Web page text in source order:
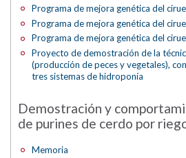
Programa de mejora genética del
Programa de mejora genética del
Programa de mejora genética del
Proyecto de demostración de la
(producción de peces y vegetales),
tres sistemas de hidroponía
Demostración y
de purines de cerdo por
Memoria